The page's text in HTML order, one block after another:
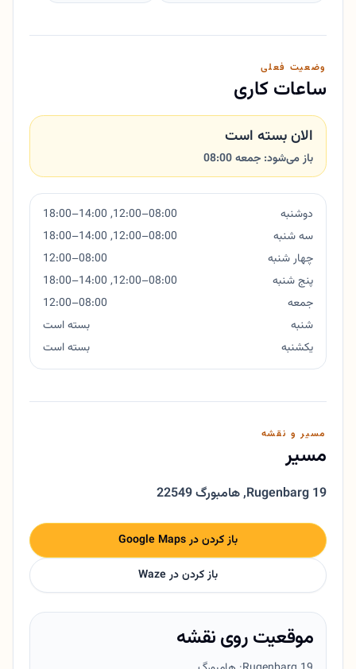
وضعیت فعلی
ساعات کاری
الان بسته است
باز می‌شود: جمعه 08:00
دوشنبه
08:00–12:00, 14:00–18:00
سه شنبه
08:00–12:00, 14:00–18:00
چهار شنبه
08:00–12:00
پنج شنبه
08:00–12:00, 14:00–18:00
جمعه
08:00–12:00
شنبه
بسته است
یکشنبه
بسته است
مسیر و نقشه
مسیر
Rugenbarg 19
,22549 هامبورگ
باز کردن در Google Maps
باز کردن در Waze
موقعیت روی نقشه